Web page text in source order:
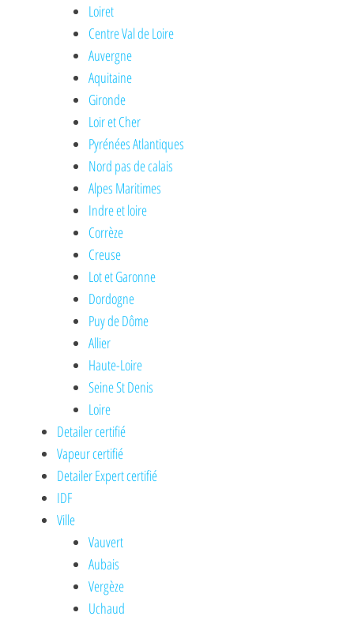
Loiret
Centre Val de Loire
Auvergne
Aquitaine
Gironde
Loir et Cher
Pyrénées Atlantiques
Nord pas de calais
Alpes Maritimes
Indre et loire
Corrèze
Creuse
Lot et Garonne
Dordogne
Puy de Dôme
Allier
Haute-Loire
Seine St Denis
Loire
Detailer certifié
Vapeur certifié
Detailer Expert certifié
IDF
Ville
Vauvert
Aubais
Vergèze
Uchaud